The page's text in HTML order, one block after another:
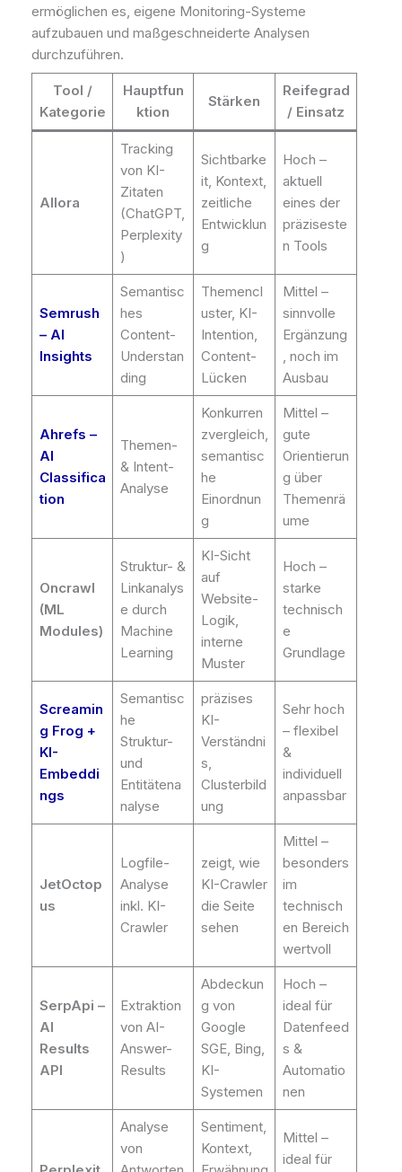
ermöglichen es, eigene Monitoring-Systeme
aufzubauen und maßgeschneiderte Analysen
durchzuführen.
Tool /
Kategorie
Hauptfun
ktion
Stärken
Reifegrad
/ Einsatz
Allora
Tracking
von KI-
Zitaten
(ChatGPT,
Perplexity
)
Sichtbarke
it, Kontext,
zeitliche
Entwicklun
g
Hoch –
aktuell
eines der
präziseste
n Tools
Semrush
– AI
Insights
Semantisc
hes
Content-
Understan
ding
Themencl
uster, KI-
Intention,
Content-
Lücken
Mittel –
sinnvolle
Ergänzung
, noch im
Ausbau
Ahrefs –
AI
Classifica
tion
Themen-
& Intent-
Analyse
Konkurren
zvergleich,
semantisc
he
Einordnun
g
Mittel –
gute
Orientierun
g über
Themenrä
ume
Oncrawl
(ML
Modules)
Struktur- &
Linkanalys
e durch
Machine
Learning
KI-Sicht
auf
Website-
Logik,
interne
Muster
Hoch –
starke
technisch
e
Grundlage
Screamin
g Frog +
KI-
Embeddi
ngs
Semantisc
he
Struktur-
und
Entitätena
nalyse
präzises
KI-
Verständni
s,
Clusterbild
ung
Sehr hoch
– flexibel
&
individuell
anpassbar
JetOctop
us
Logfile-
Analyse
inkl. KI-
Crawler
zeigt, wie
KI-Crawler
die Seite
sehen
Mittel –
besonders
im
technisch
en Bereich
wertvoll
SerpApi –
AI
Results
API
Extraktion
von AI-
Answer-
Results
Abdeckun
g von
Google
SGE, Bing,
KI-
Systemen
Hoch –
ideal für
Datenfeed
s &
Automatio
nen
Analyse
von
Sentiment,
Kontext,
Mittel –
ideal für